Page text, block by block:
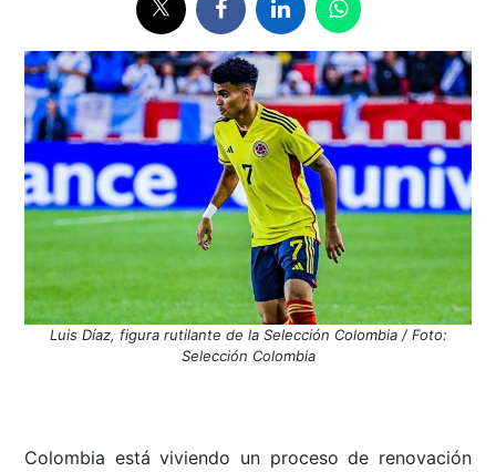
Luis Díaz, figura rutilante de la Selección Colombia / Foto:
Selección Colombia
Colombia está viviendo un proceso de renovación